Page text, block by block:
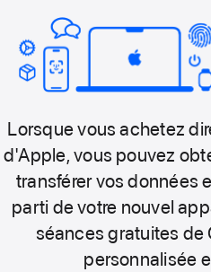
Lorsque vous achetez
d'Apple, vous pouvez
transférer vos données
parti de votre nouvel
séances gratuites de
personnalisée